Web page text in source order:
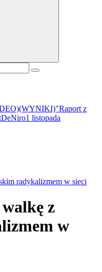
(WYNIKI)"Raport z
1 listopada
radykalizmem w sieci
z
w